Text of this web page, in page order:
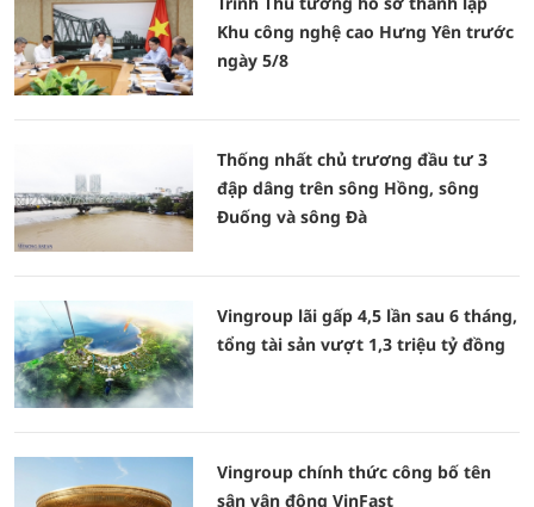
Khu công nghệ cao Hưng Yên trước
ngày 5/8
Thống nhất chủ trương đầu tư 3
đập dâng trên sông Hồng, sông
Đuống và sông Đà
Vingroup lãi gấp 4,5 lần sau 6 tháng,
tổng tài sản vượt 1,3 triệu tỷ đồng
Vingroup chính thức công bố tên
sân vận động VinFast